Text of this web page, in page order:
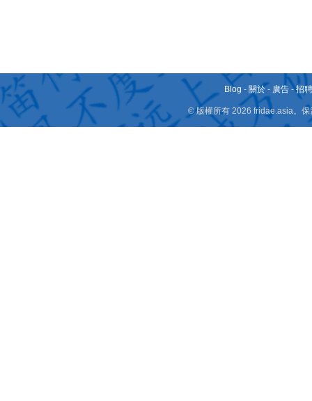
Blog - 關於 - 廣告 -招
© 版權所有 2026 fridae.asia。